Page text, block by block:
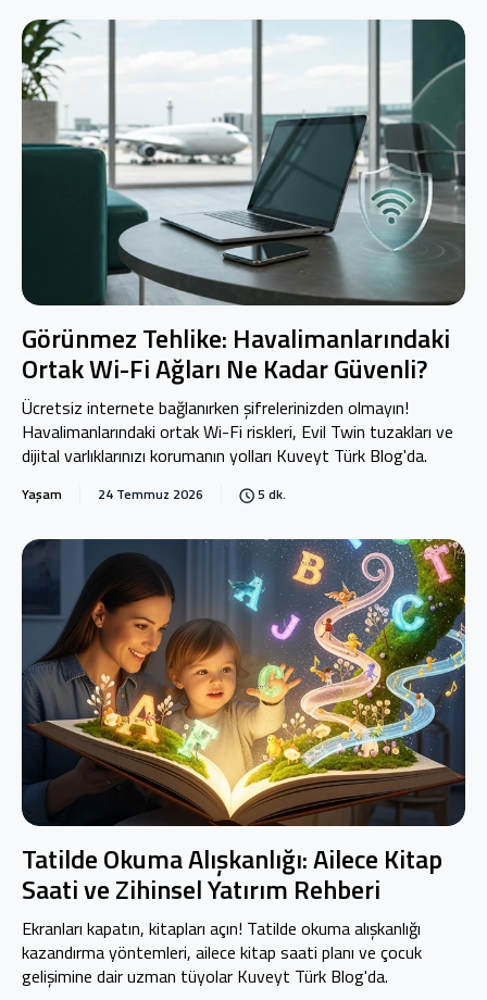
Görünmez Tehlike: Havalimanlarındaki
Ortak Wi-Fi Ağları Ne Kadar Güvenli?
Ücretsiz internete bağlanırken şifrelerinizden olmayın!
Havalimanlarındaki ortak Wi-Fi riskleri, Evil Twin tuzakları ve
dijital varlıklarınızı korumanın yolları Kuveyt Türk Blog'da.
Yaşam 24 Temmuz 2026 5 dk.
Tatilde Okuma Alışkanlığı: Ailece Kitap
Saati ve Zihinsel Yatırım Rehberi
Ekranları kapatın, kitapları açın! Tatilde okuma alışkanlığı
kazandırma yöntemleri, ailece kitap saati planı ve çocuk
gelişimine dair uzman tüyolar Kuveyt Türk Blog'da.